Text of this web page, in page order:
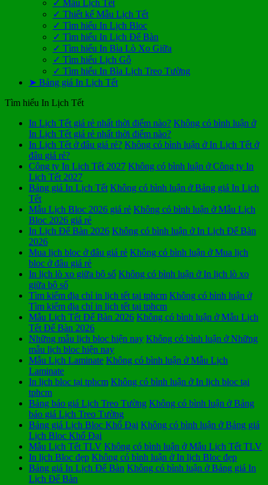
✓ Mẫu Lịch Tết
✓ Thiết kế Mẫu Lịch Tết
✓ Tìm hiểu In Lịch Bloc
✓ Tìm hiểu In Lịch Để Bàn
✓ Tìm hiểu In Bìa Lò Xo Giữa
✓ Tìm hiểu Lịch Gỗ
✓ Tìm hiểu In Bìa Lịch Treo Tường
➤ Bảng giá In Lịch Tết
Tìm hiểu In Lịch Tết
In Lịch Tết giá rẻ nhất thời điểm nào? Không có bình luận ở
In Lịch Tết giá rẻ nhất thời điểm nào?
In Lịch Tết ở đâu giá rẻ? Không có bình luận ở In Lịch Tết ở
đâu giá rẻ?
Công ty In Lịch Tết 2027 Không có bình luận ở Công ty In
Lịch Tết 2027
Bảng giá In Lịch Tết Không có bình luận ở Bảng giá In Lịch
Tết
Mẫu Lịch Bloc 2026 giá rẻ Không có bình luận ở Mẫu Lịch
Bloc 2026 giá rẻ
In Lịch Để Bàn 2026 Không có bình luận ở In Lịch Để Bàn
2026
Mua lịch bloc ở đâu giá rẻ Không có bình luận ở Mua lịch
bloc ở đâu giá rẻ
In lịch lò xo giữa bộ số Không có bình luận ở In lịch lò xo
giữa bộ số
Tìm kiếm địa chỉ in lịch tết tại tphcm Không có bình luận ở
Tìm kiếm địa chỉ in lịch tết tại tphcm
Mẫu Lịch Tết Để Bàn 2026 Không có bình luận ở Mẫu Lịch
Tết Để Bàn 2026
Những mẫu lịch bloc hiện nay Không có bình luận ở Những
mẫu lịch bloc hiện nay
Mẫu Lịch Laminate Không có bình luận ở Mẫu Lịch
Laminate
In lịch bloc tại tphcm Không có bình luận ở In lịch bloc tại
tphcm
Bảng báo giá Lịch Treo Tường Không có bình luận ở Bảng
báo giá Lịch Treo Tường
Bảng giá Lịch Bloc Khổ Đại Không có bình luận ở Bảng giá
Lịch Bloc Khổ Đại
Mẫu Lịch Tết TLV Không có bình luận ở Mẫu Lịch Tết TLV
In lịch Bloc đẹp Không có bình luận ở In lịch Bloc đẹp
Bảng giá In Lịch Để Bàn Không có bình luận ở Bảng giá In
Lịch Để Bàn